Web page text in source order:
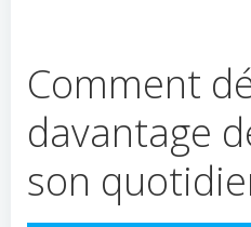
Comment
davantage
son